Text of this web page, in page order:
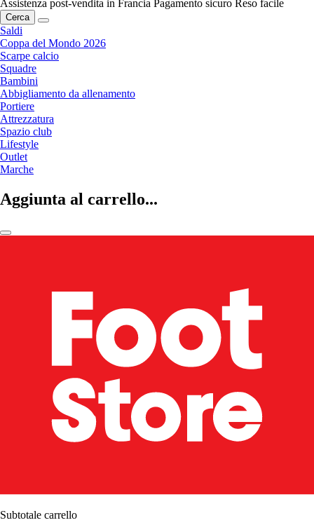
Assistenza post-vendita in Francia Pagamento sicuro Reso facile
Cerca
Saldi
Coppa del Mondo 2026
Scarpe calcio
Squadre
Bambini
Abbigliamento da allenamento
Portiere
Attrezzatura
Spazio club
Lifestyle
Outlet
Marche
Aggiunta al carrello...
Subtotale carrello